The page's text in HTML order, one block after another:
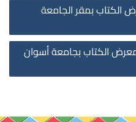
الكتاب بمقر الجامعة
معرض الكتاب بجامعة أسوان